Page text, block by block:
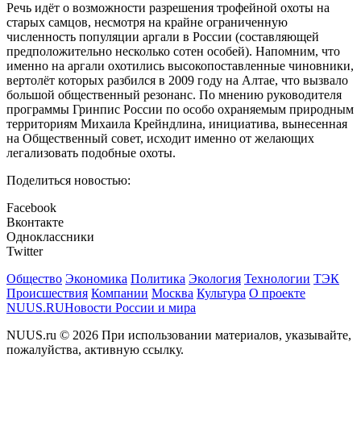
Речь идёт о возможности разрешения трофейной охоты на
старых самцов, несмотря на крайне ограниченную
численность популяции аргали в России (составляющей
предположительно несколько сотен особей). Напомним, что
именно на аргали охотились высокопоставленные чиновники,
вертолёт которых разбился в 2009 году на Алтае, что вызвало
большой общественный резонанс. По мнению руководителя
программы Гринпис России по особо охраняемым природным
территориям Михаила Крейндлина, инициатива, вынесенная
на Общественный совет, исходит именно от желающих
легализовать подобные охоты.
Поделиться новостью:
Facebook
Вконтакте
Одноклассники
Twitter
Общество Экономика Политика Экология Технологии ТЭК
Происшествия Компании Москва Культура О проекте
NUUS.RUНовости России и мира
NUUS.ru © 2026 При использовании материалов, указывайте,
пожалуйства, активную ссылку.